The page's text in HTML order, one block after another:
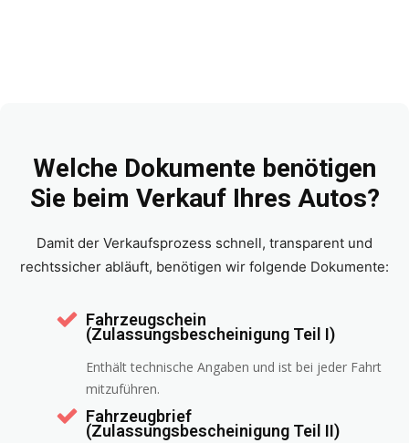
Welche Dokumente benötigen
Sie beim Verkauf Ihres Autos?
Damit der Verkaufsprozess schnell, transparent und
rechtssicher abläuft, benötigen wir folgende Dokumente:
Fahrzeugschein
(Zulassungsbescheinigung Teil I)
Enthält technische Angaben und ist bei jeder Fahrt
mitzuführen.
Fahrzeugbrief
(Zulassungsbescheinigung Teil II)